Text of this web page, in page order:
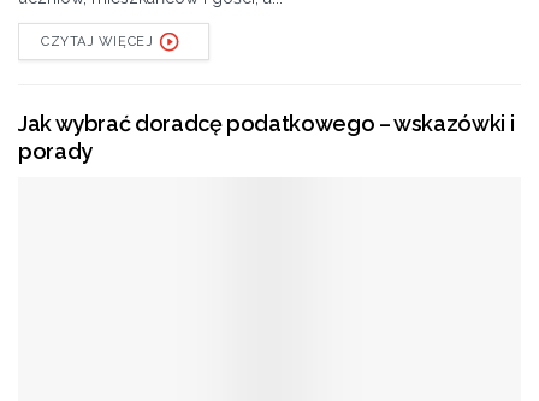
CZYTAJ WIĘCEJ
Jak wybrać doradcę podatkowego – wskazówki i
porady